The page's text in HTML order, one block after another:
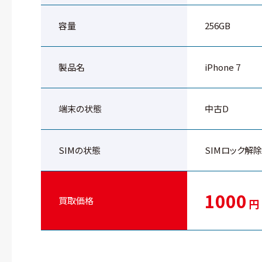
容量 256GB
製品名 iPhone 7
端末の状態 中古D
SIMの状態 SIMロック解
買取価格 1000 円